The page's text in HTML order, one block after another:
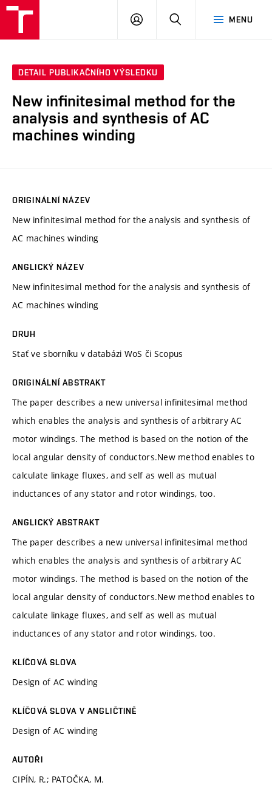
MENU
PŘIHLÁSIT
DETAIL PUBLIKAČNÍHO VÝSLEDKU
New infinitesimal method for the
analysis and synthesis of AC
machines winding
ORIGINÁLNÍ NÁZEV
New infinitesimal method for the analysis and synthesis of
AC machines winding
ANGLICKÝ NÁZEV
New infinitesimal method for the analysis and synthesis of
AC machines winding
DRUH
Stať ve sborníku v databázi WoS či Scopus
ORIGINÁLNÍ ABSTRAKT
The paper describes a new universal infinitesimal method
which enables the analysis and synthesis of arbitrary AC
motor windings. The method is based on the notion of the
local angular density of conductors.New method enables to
calculate linkage fluxes, and self as well as mutual
inductances of any stator and rotor windings, too.
ANGLICKÝ ABSTRAKT
The paper describes a new universal infinitesimal method
which enables the analysis and synthesis of arbitrary AC
motor windings. The method is based on the notion of the
local angular density of conductors.New method enables to
calculate linkage fluxes, and self as well as mutual
inductances of any stator and rotor windings, too.
KLÍČOVÁ SLOVA
Design of AC winding
KLÍČOVÁ SLOVA V ANGLIČTINĚ
Design of AC winding
AUTOŘI
CIPÍN, R.; PATOČKA, M.